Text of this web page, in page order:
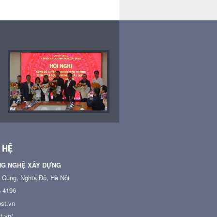
NGHỆ XÂY DỰNG
Nghĩa Đô, Hà Nội
4196